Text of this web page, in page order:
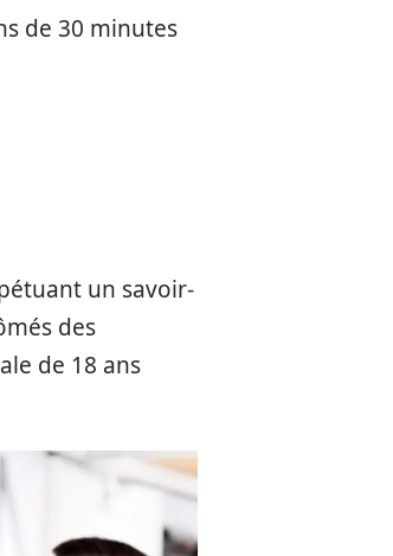
de 30 minutes
un savoir-
des
de 18 ans